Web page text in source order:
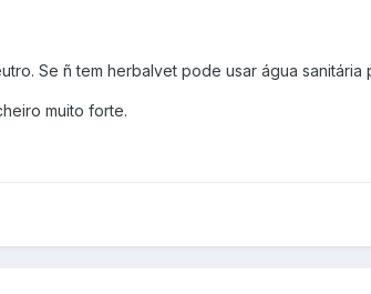
Se ñ tem herbalvet pode usar água
muito forte.